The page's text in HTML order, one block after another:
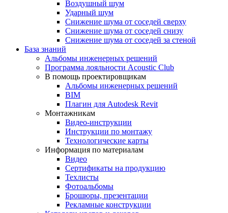
Воздушный шум
Ударный шум
Снижение шума от соседей сверху
Снижение шума от соседей снизу
Снижение шума от соседей за стеной
База знаний
Альбомы инженерных решений
Программа лояльности Acoustic Club
В помощь проектировщикам
Альбомы инженерных решений
BIM
Плагин для Autodesk Revit
Монтажникам
Видео-инструкции
Инструкции по монтажу
Технологические карты
Информация по материалам
Видео
Сертификаты на продукцию
Техлисты
Фотоальбомы
Брошюры, презентации
Рекламные конструкции